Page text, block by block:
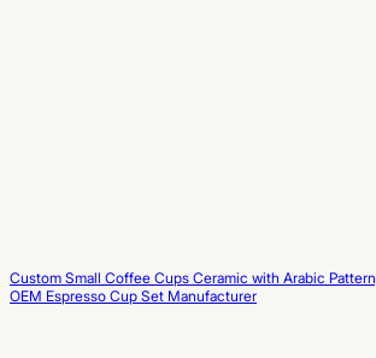
Custom Small Coffee Cups Ceramic with Arabic Pattern,
OEM Espresso Cup Set Manufacturer